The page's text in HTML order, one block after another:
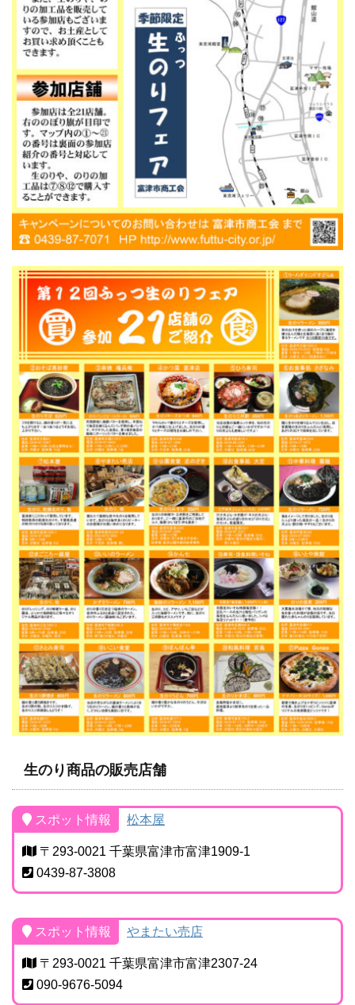
生のり商品の販売店舗
スポット情報 松本屋
〒293-0021 千葉県富津市富津1909-1
0439-87-3808
スポット情報 やまたい売店
〒293-0021 千葉県富津市富津2307-24
090-9676-5094